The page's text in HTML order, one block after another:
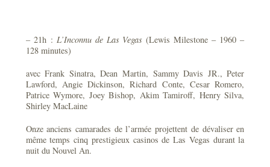
– 21h : L’Inconnu de Las Vegas (Lewis Milestone – 1960 –
128 minutes)
avec Frank Sinatra, Dean Martin, Sammy Davis JR., Peter
Lawford, Angie Dickinson, Richard Conte, Cesar Romero,
Patrice Wymore, Joey Bishop, Akim Tamiroff, Henry Silva,
Shirley MacLaine
Onze anciens camarades de l’armée projettent de dévaliser en
même temps cinq prestigieux casinos de Las Vegas durant la
nuit du Nouvel An.